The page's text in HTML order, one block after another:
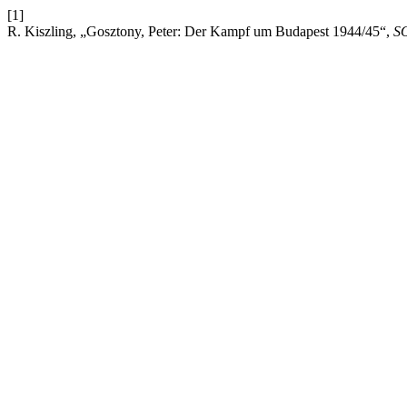
[1]
R. Kiszling, „Gosztony, Peter: Der Kampf um Budapest 1944/45“,